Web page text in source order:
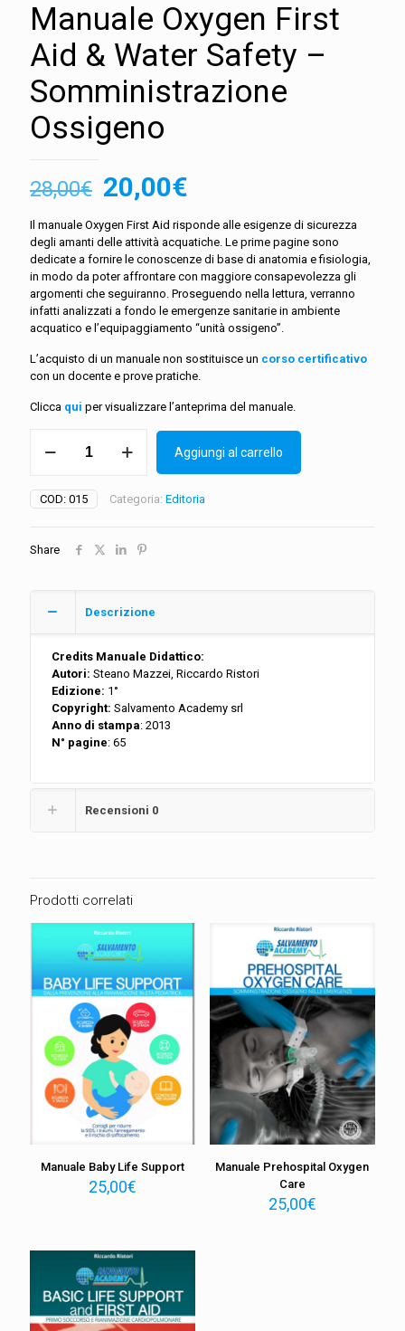
Manuale Oxygen First
Aid & Water Safety –
Somministrazione
Ossigeno
28,00€ Il
prezzo
originale
era:
28,00€.
20,00€
prezzo
attuale
è:
20,00€.
Il manuale Oxygen First Aid risponde alle esigenze di sicurezza
degli amanti delle attività acquatiche. Le prime pagine sono
dedicate a fornire le conoscenze di base di anatomia e fisiologia,
in modo da poter affrontare con maggiore consapevolezza gli
argomenti che seguiranno. Proseguendo nella lettura, verranno
infatti analizzati a fondo le emergenze sanitarie in ambiente
acquatico e l’equipaggiamento “unità ossigeno”.
L’acquisto di un manuale non sostituisce un corso certificativo
con un docente e prove pratiche.
Clicca qui per visualizzare l’anteprima del manuale.
Oxygen
Aid
&
-
Ossigeno
quantità
Aggiungi al carrello
COD: 015 Categoria: Editoria
Share
Descrizione
Credits Manuale Didattico:
Autori:Steano Mazzei, Riccardo Ristori
Edizione: 1°
Copyright: Salvamento Academy srl
Anno di stampa: 2013
N° pagine: 65
Recensioni 0
Prodotti correlati
Manuale Baby Life Support
25,00€
Manuale Prehospital Oxygen
Care
25,00€